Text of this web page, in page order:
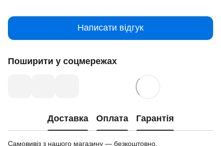
Написати відгук
Поширити у соцмережах
Доставка Оплата Гарантія
Самовивіз з нашого магазину — безкоштовно.